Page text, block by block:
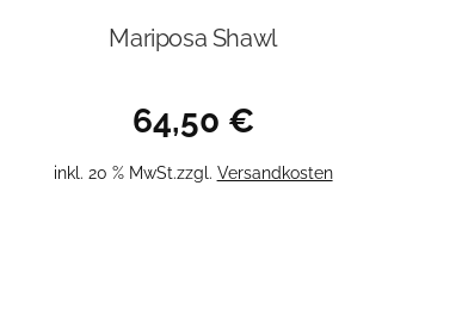
Mariposa Shawl
64,50 €
inkl. 20 % MwSt.zzgl. Versandkosten